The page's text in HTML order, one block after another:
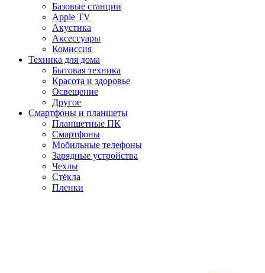
Базовые станции
Apple TV
Акустика
Аксессуары
Комиссия
Техника для дома
Бытовая техника
Красота и здоровье
Освещение
Другое
Смартфоны и планшеты
Планшетные ПК
Смартфоны
Мобильные телефоны
Зарядные устройства
Чехлы
Стёкла
Пленки